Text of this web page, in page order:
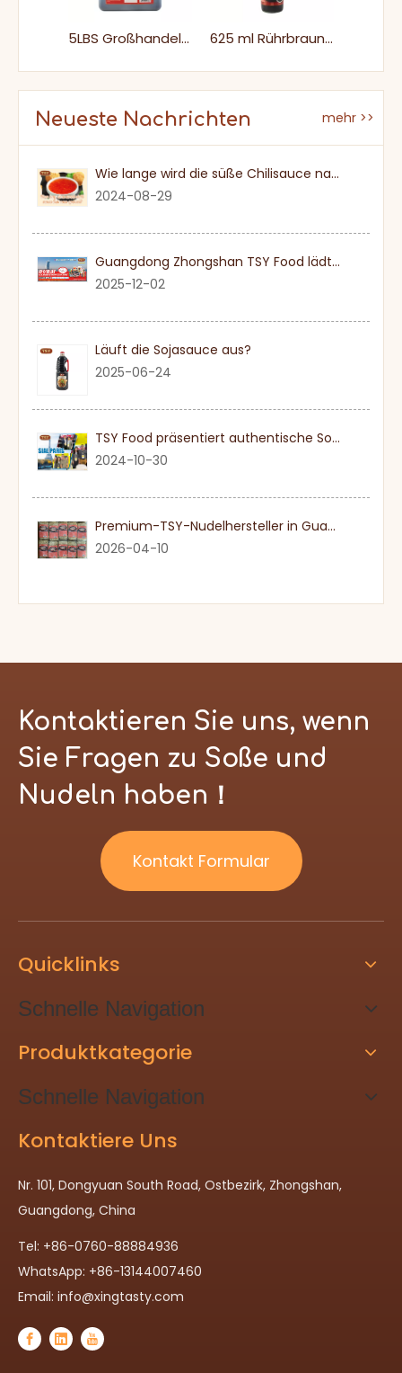
5LBS Großhandel mit asiatischen Lebensmitteln, glutenfreie Sojasauce 625 ml Rührbraun Familiengröße Glasflaschenverpackung Süße, nicht gentechnisch glutenfreie Sojasauce
Neueste Nachrichten mehr >>
Wie lange wird die süße Chilisauce nach einmal eröffnet?
2024-08-29
Guangdong Zhongshan TSY Food lädt Sie herzlich ein, die Dubai Gulfood Exhibition 2026 zu besuchen
2025-12-02
Läuft die Sojasauce aus?
2025-06-24
TSY Food präsentiert authentische Sojasauce auf der SIAL PARIS 2024
2024-10-30
Premium-TSY-Nudelhersteller in Guangdong
2026-04-10
Kontaktieren Sie uns, wenn
Sie Fragen zu Soße und
Nudeln haben！
Kontakt Formular
Quicklinks
Schnelle Navigation
Produktkategorie
Schnelle Navigation
Kontaktiere Uns
Nr. 101, Dongyuan South Road, Ostbezirk, Zhongshan,
Guangdong, China
Tel: +86-0760-88884936
WhatsApp: +86-13144007460
Email: info@xingtasty.com